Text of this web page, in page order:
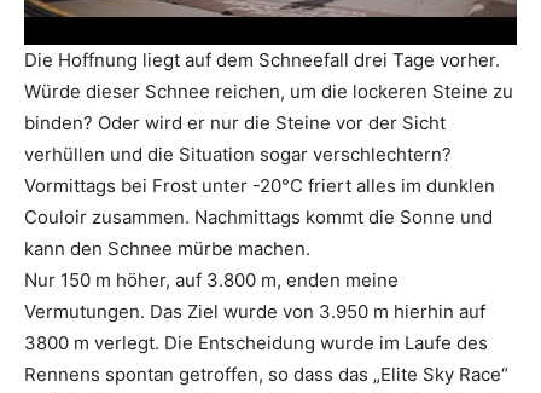
Die Hoffnung liegt auf dem Schneefall drei Tage vorher.
Würde dieser Schnee reichen, um die lockeren Steine zu
binden? Oder wird er nur die Steine vor der Sicht
verhüllen und die Situation sogar verschlechtern?
Vormittags bei Frost unter -20°C friert alles im dunklen
Couloir zusammen. Nachmittags kommt die Sonne und
kann den Schnee mürbe machen.
Nur 150 m höher, auf 3.800 m, enden meine
Vermutungen. Das Ziel wurde von 3.950 m hierhin auf
3800 m verlegt. Die Entscheidung wurde im Laufe des
Rennens spontan getroffen, so dass das „Elite Sky Race“